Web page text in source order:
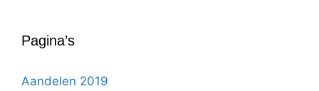
Pagina’s
Aandelen 2019